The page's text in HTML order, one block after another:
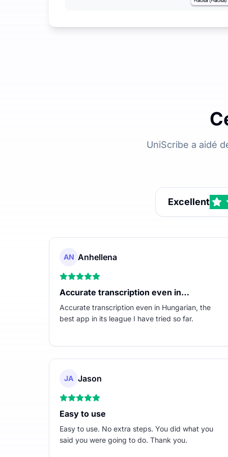
UniScribe a aidé
Excellent
AN Anhellena
Accurate transcription even in…
Accurate transcription even in Hungarian, the
best app in its league I have tried so far.
JA Jason
Easy to use
Easy to use. No extra steps. You did what you
said you were going to do. Thank you.